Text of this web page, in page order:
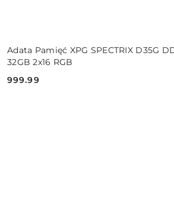
Adata Pamięć XPG SPECTRIX D35G
32GB 2x16 RGB
Cena:
999.99